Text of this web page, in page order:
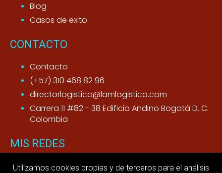
Blog
Casos de exito
CONTACTO
Contacto
(+57) 310 468 82 96
directorlogistico@lamlogistica.com
Carrera 11 #82 - 38 Edificio Andino Bogotá D. C.
Colombia
MIS REDES
Youtube
Utilizamos cookies propias y de terceros para el análisis